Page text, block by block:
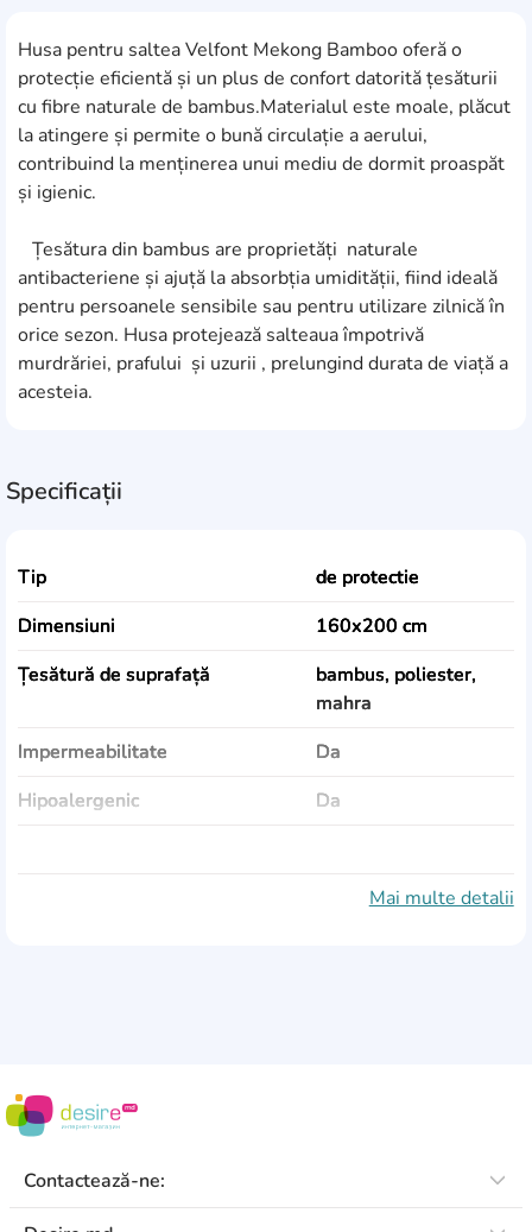
Husa pentru saltea Velfont Mekong Bamboo oferă o
protecție eficientă și un plus de confort datorită țesăturii
cu fibre naturale de bambus.Materialul este moale, plăcut
la atingere și permite o bună circulație a aerului,
contribuind la menținerea unui mediu de dormit proaspăt
și igienic.
Țesătura din bambus are proprietăți naturale
antibacteriene și ajuță la absorbția umidității, fiind ideală
pentru persoanele sensibile sau pentru utilizare zilnică în
orice sezon. Husa protejează salteaua împotrivă
murdrăriei, prafului și uzurii , prelungind durata de viață a
acesteia.
Specificații
Tip
de protectie
Dimensiuni
160x200 cm
Țesătură de suprafață
bambus, poliester,
mahra
Impermeabilitate
Da
Hipoalergenic
Da
elasticMai multe detalii
Contactează-ne: